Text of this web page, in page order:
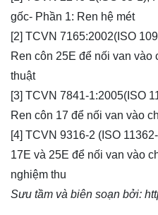
gốc- Phần 1: Ren hệ mét
[2] TCVN 7165:2002(ISO
Ren côn 25E để nối van
thuật
[3] TCVN 7841-1:2005(ISO
Ren côn 17 để nối van vào
[4] TCVN 9316-2 (ISO
17E và 25E để nối van vào
nghiệm thu
Sưu tầm và biên soạn bởi: